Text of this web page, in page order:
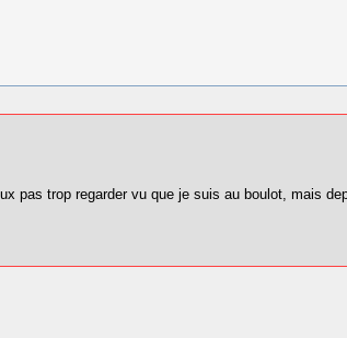
pas trop regarder vu que je suis au boulot, mais